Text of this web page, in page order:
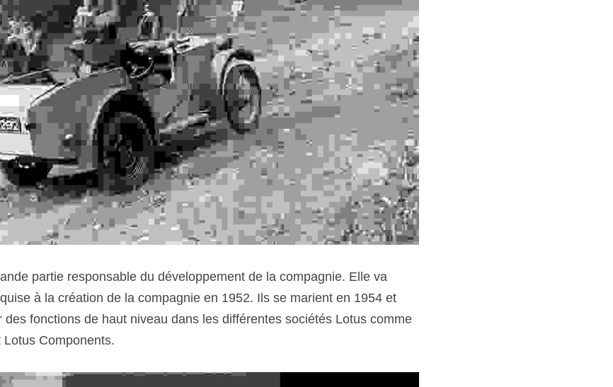
partie responsable du développement de la compagnie. Elle va
à la création de la compagnie en 1952. Ils se marient en 1954 et
fonctions de haut niveau dans les différentes sociétés Lotus comme
Lotus Components.